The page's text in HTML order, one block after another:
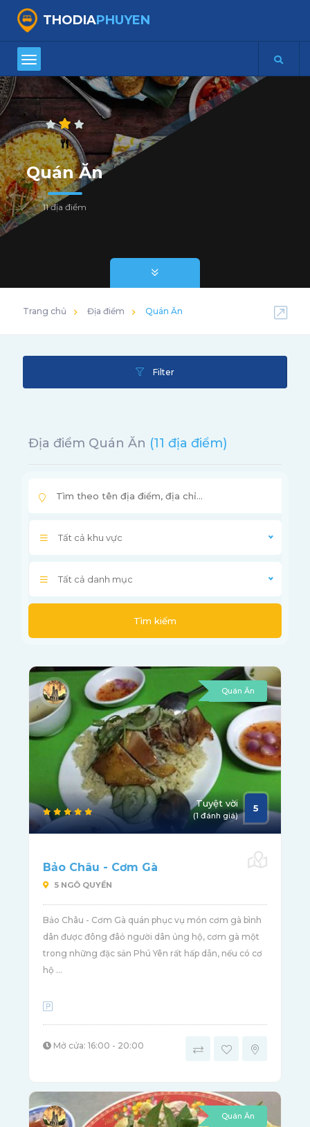
THODIAPHUYEN
Quán Ăn
11 địa điểm
Trang chủ Địa điểm Quán Ăn
Filter
Địa điểm Quán Ăn (11 địa điểm)
Tất cả khu vực
Tất cả danh mục
Tìm kiếm
Quán Ăn
Tuyệt vời
(1 đánh giá)
5
Bảo Châu - Cơm Gà
5 NGÔ QUYỀN
Bảo Châu - Cơm Gà quán phục vụ món cơm gà bình
dân được đông đâỏ người dân ủng hộ, cơm gà một
trong những đặc sản Phú Yên rất hấp dẫn, nếu có cơ
hộ ...
Mở cửa: 16:00 - 20:00
Quán Ăn